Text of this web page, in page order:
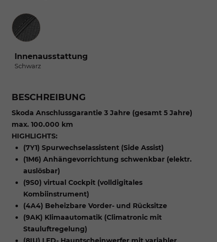
Innenausstattung
Innenausstattung
Schwarz
BESCHREIBUNG
Skoda Anschlussgarantie 3 Jahre (gesamt 5 Jahre)
max. 100.000 km
HIGHLIGHTS:
(7Y1) Spurwechselassistent (Side Assist)
(1M6) Anhängevorrichtung schwenkbar (elektr.
auslösbar)
(9S0) virtual Cockpit (volldigitales
Kombiinstrument)
(4A4) Beheizbare Vorder- und Rücksitze
(9AK) Klimaautomatik (Climatronic mit
Stauluftregelung)